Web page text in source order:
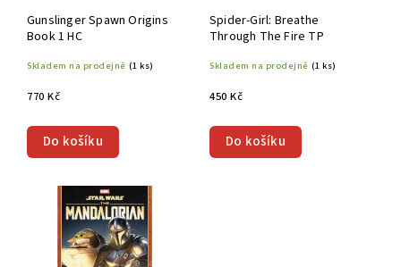
Gunslinger Spawn Origins
Book 1 HC
Skladem na prodejně (1 ks)
770 Kč
Do košíku
Spider-Girl: Breathe
Through The Fire TP
Skladem na prodejně (1 ks)
450 Kč
Do košíku